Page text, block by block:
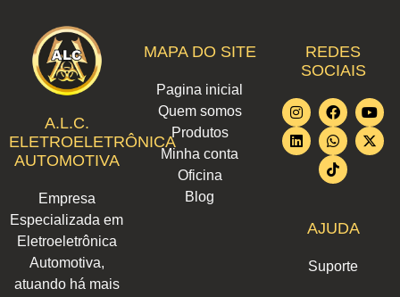
A.L.C.
ELETROELETRÔNICA
AUTOMOTIVA
Empresa
Especializada em
Eletroeletrônica
Automotiva,
atuando há mais
MAPA DO SITE
Pagina inicial
Quem somos
Produtos
Minha conta
Oficina
Blog
REDES
SOCIAIS
I
n
s
t
F
a
c
e
b
o
Y
o
u
t
L
i
n
k
W
h
a
t
s
a
X
-
t
w
T
i
k
t
o
k
AJUDA
Suporte